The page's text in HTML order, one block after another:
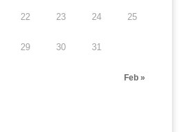
Feb »
22 23 24 25
29 30 31